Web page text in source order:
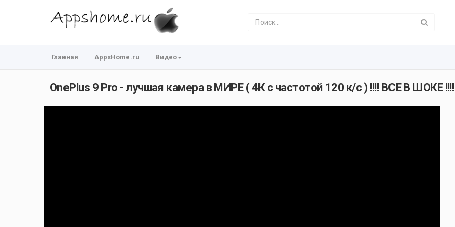
Главная AppsHome.ru Видео
OnePlus 9 Pro - лучшая камера в МИРЕ ( 4К с частотой 120 к/с ) !!!! ВСЕ В ШОКЕ !!!!